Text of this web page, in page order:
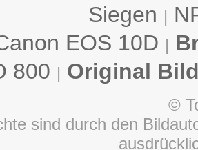
Siegen |
EOS 10D |
800 | Original
©
sind durch den